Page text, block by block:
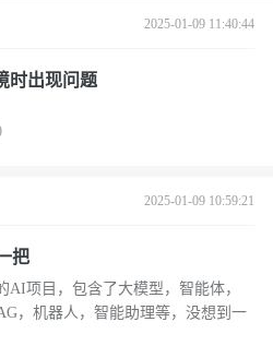
2025-01-09 11:40:44
时出现问题
2025-01-09 10:59:21
把
AI项目，包含了大模型，智能体，
，机器人，智能助理等，没想到一